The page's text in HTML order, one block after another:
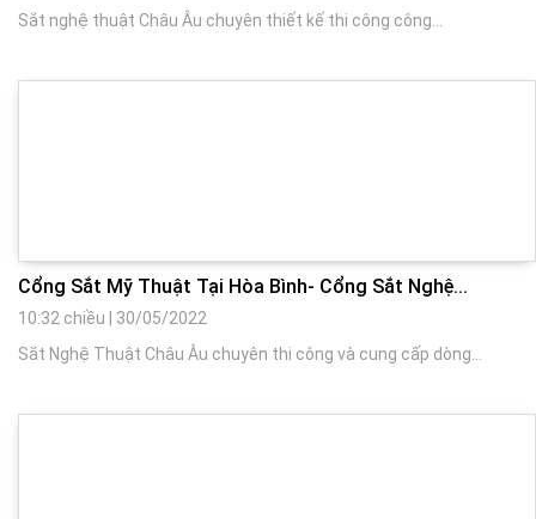
Sắt nghệ thuật Châu Âu chuyên thiết kế thi công công...
Cổng Sắt Mỹ Thuật Tại Hòa Bình- Cổng Sắt Nghệ...
10:32 chiều
30/05/2022
Sắt Nghệ Thuật Châu Âu chuyên thi công và cung cấp dòng...